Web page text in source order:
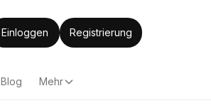
Einloggen Registrierung
Blog Mehr